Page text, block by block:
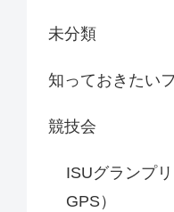
未分類
知っておきたい
競技会
ISUグランプ
GPS）